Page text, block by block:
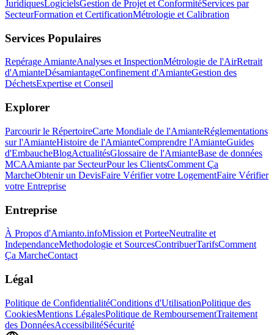
JuridiquesLogicielsGestion de Projet et ConformitéServices par
SecteurFormation et CertificationMétrologie et Calibration
Services Populaires
Repérage AmianteAnalyses et InspectionMétrologie de l'AirRetrait
d'AmianteDésamiantageConfinement d'AmianteGestion des
DéchetsExpertise et Conseil
Explorer
Parcourir le RépertoireCarte Mondiale de l'AmianteRéglementations
sur l'AmianteHistoire de l'AmianteComprendre l'AmianteGuides
d'EmbaucheBlogActualitésGlossaire de l'AmianteBase de données
MCAAmiante par SecteurPour les ClientsComment Ça
MarcheObtenir un DevisFaire Vérifier votre LogementFaire Vérifier
votre Entreprise
Entreprise
À Propos d'Amianto.infoMission et PorteeNeutralite et
IndependanceMethodologie et SourcesContribuerTarifsComment
Ça MarcheContact
Légal
Politique de ConfidentialitéConditions d'UtilisationPolitique des
CookiesMentions LégalesPolitique de RemboursementTraitement
des DonnéesAccessibilitéSécurité